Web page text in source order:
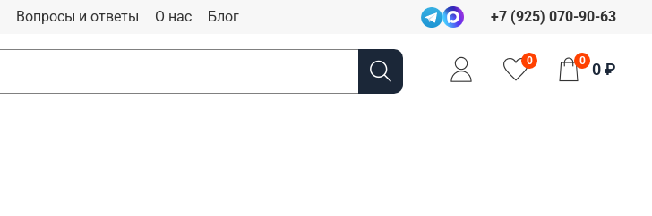
Вопросы и ответы О нас Блог +7 (925) 070-90-63
0 0 0 ₽